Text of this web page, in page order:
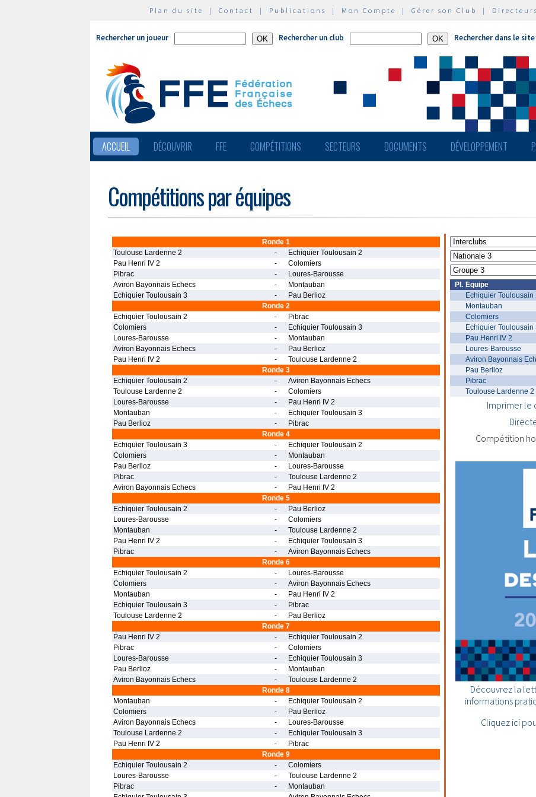
Plan du site | Contact | Publications | Mon Compte | Gérer son Club |
Rechercher un joueur Rechercher un club Rechercher dans le site
ACCUEIL DÉCOUVRIR FFE COMPÉTITIONS SECTEURS DOCUMENTS DÉVELOPPEMENT
Compétitions par équipes
Ronde 1
Toulouse Lardenne 2
-
Echiquier Toulousain 2
Pau Henri IV 2
-
Colomiers
Pibrac
-
Loures-Barousse
Aviron Bayonnais Echecs
-
Montauban
Echiquier Toulousain 3
-
Pau Berlioz
Ronde 2
Echiquier Toulousain 2
-
Pibrac
Colomiers
-
Echiquier Toulousain 3
Loures-Barousse
-
Montauban
Aviron Bayonnais Echecs
-
Pau Berlioz
Pau Henri IV 2
-
Toulouse Lardenne 2
Ronde 3
Echiquier Toulousain 2
-
Aviron Bayonnais Echecs
Toulouse Lardenne 2
-
Colomiers
Loures-Barousse
-
Pau Henri IV 2
Montauban
-
Echiquier Toulousain 3
Pau Berlioz
-
Pibrac
Ronde 4
Echiquier Toulousain 3
-
Echiquier Toulousain 2
Colomiers
-
Montauban
Pau Berlioz
-
Loures-Barousse
Pibrac
-
Toulouse Lardenne 2
Aviron Bayonnais Echecs
-
Pau Henri IV 2
Ronde 5
Echiquier Toulousain 2
-
Pau Berlioz
Loures-Barousse
-
Colomiers
Montauban
-
Toulouse Lardenne 2
Pau Henri IV 2
-
Echiquier Toulousain 3
Pibrac
-
Aviron Bayonnais Echecs
Ronde 6
Echiquier Toulousain 2
-
Loures-Barousse
Colomiers
-
Aviron Bayonnais Echecs
Montauban
-
Pau Henri IV 2
Echiquier Toulousain 3
-
Pibrac
Toulouse Lardenne 2
-
Pau Berlioz
Ronde 7
Pau Henri IV 2
-
Echiquier Toulousain 2
Pibrac
-
Colomiers
Loures-Barousse
-
Echiquier Toulousain 3
Pau Berlioz
-
Montauban
Aviron Bayonnais Echecs
-
Toulouse Lardenne 2
Ronde 8
Montauban
-
Echiquier Toulousain 2
Colomiers
-
Pau Berlioz
Aviron Bayonnais Echecs
-
Loures-Barousse
Toulouse Lardenne 2
-
Echiquier Toulousain 3
Pau Henri IV 2
-
Pibrac
Ronde 9
Echiquier Toulousain 2
-
Colomiers
Loures-Barousse
-
Toulouse Lardenne 2
Pibrac
-
Montauban
Pl. Equipe
Echiquier Toulousain
Montauban
Colomiers
Echiquier Toulousain
Pau Henri IV 2
Loures-Barousse
Aviron Bayonnais
Pau Berlioz
Pibrac
Toulouse Lardenne 2
Imprimer le
Compétition
Découvrez la
informations
Cliquez ici